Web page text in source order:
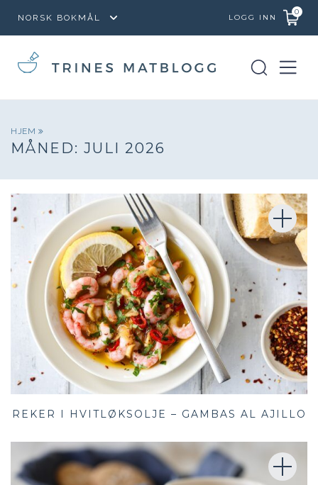
LOGG INN
0
HJEM
MÅNED: JULI 2026
REKER I HVITLØKSOLJE – GAMBAS AL AJILLO